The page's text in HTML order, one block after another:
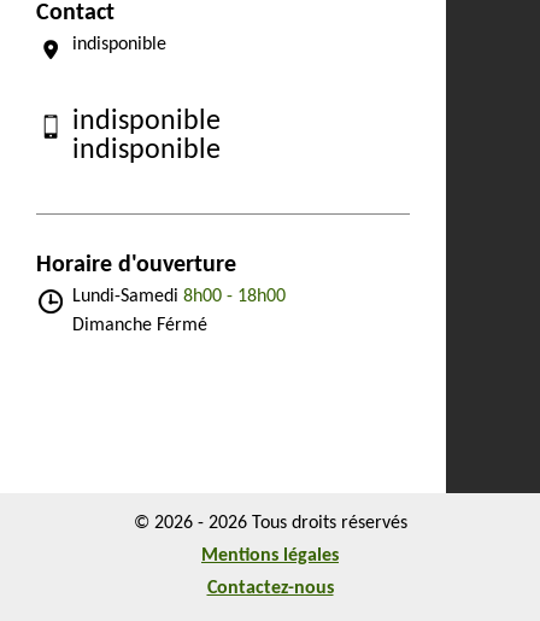
Contact
indisponible
indisponible
indisponible
Horaire d'ouverture
Lundi-Samedi 8h00 - 18h00
Dimanche Férmé
© 2026 - 2026 Tous droits réservés
Mentions légales
Contactez-nous